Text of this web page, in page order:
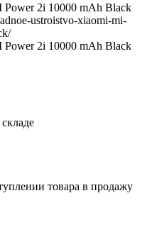
2i 10000 mAh Black
ustroistvo-xiaomi-mi-
2i 10000 mAh Black
товара в продажу